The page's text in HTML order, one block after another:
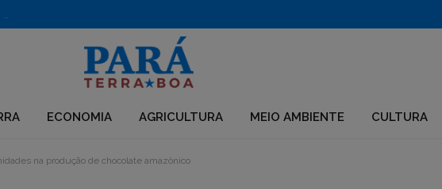
ECONOMIA AGRICULTURA MEIO AMBIENTE CULTURA
na produção de chocolate amazônico